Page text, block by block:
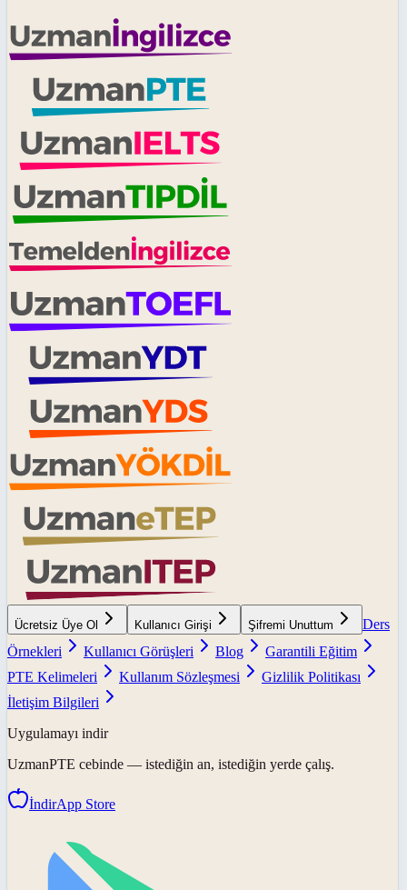
Ücretsiz Üye Ol Kullanıcı Girişi Şifremi Unuttum
Ders
Örnekleri
Kullanıcı Görüşleri Blog
Garantili Eğitim
PTE Kelimeleri
Kullanım Sözleşmesi
Gizlilik Politikası
İletişim Bilgileri
Uygulamayı indir
UzmanPTE cebinde — istediğin an, istediğin yerde çalış.
İndirApp Store